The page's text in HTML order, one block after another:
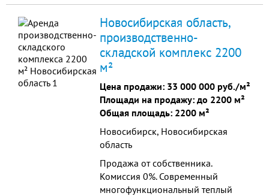
выделении земельного участка и
Акт выбора участка, готовится
договор аренды. Категория земель:
земли населенных пунктов. Объект:
Новосибирская область,
производственно-
складской комплекс 2200
м²
Цена продажи: 33 000 000 руб./м²
Площади на продажу: до 2200 м²
Общая площадь: 2200 м²
Новосибирск, Новосибирская
область
Продажа от собственника.
Комиссия 0%. Современный
многофункциональный теплый